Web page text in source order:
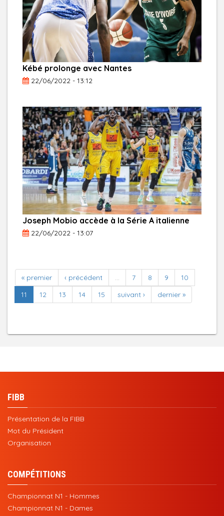
Kébé prolonge avec Nantes
22/06/2022 - 13:12
Joseph Mobio accède à la Série A italienne
22/06/2022 - 13:07
« premier ‹ précédent … 7 8 9
10
11
12 13 14 15 suivant › dernier »
FIBB
Présentation de la FIBB
Mot du Président
Organisation
COMPÉTITIONS
Championnat N1 - Hommes
Championnat N1 - Dames